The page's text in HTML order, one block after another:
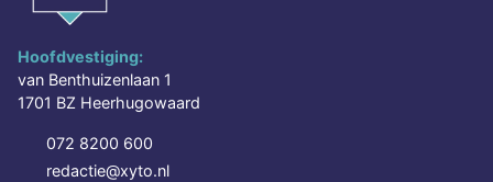
Hoofdvestiging:
van Benthuizenlaan 1
1701 BZ Heerhugowaard
072 8200 600
redactie@xyto.nl